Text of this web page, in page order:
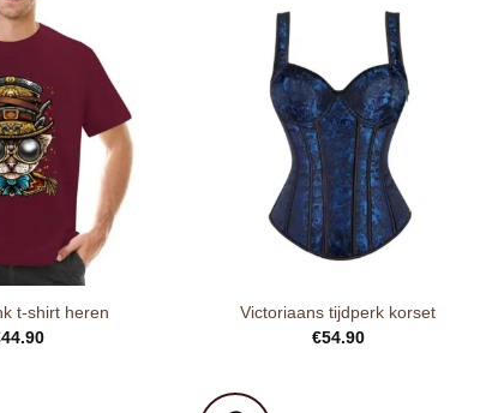
t-shirt heren
44.90
Victoriaans tijdperk korset
€54.90